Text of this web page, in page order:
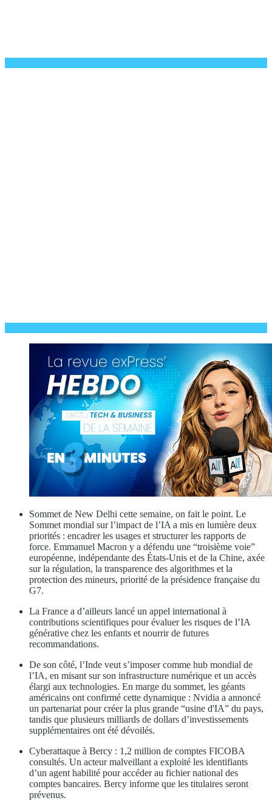
Sommet de New Delhi cette semaine, on fait le point. Le
Sommet mondial sur l’impact de l’IA a mis en lumière deux
priorités : encadrer les usages et structurer les rapports de
force. Emmanuel Macron y a défendu une “troisième voie”
européenne, indépendante des États-Unis et de la Chine, axée
sur la régulation, la transparence des algorithmes et la
protection des mineurs, priorité de la présidence française du
G7.
La France a d’ailleurs lancé un appel international à
contributions scientifiques pour évaluer les risques de l’IA
générative chez les enfants et nourrir de futures
recommandations.
De son côté, l’Inde veut s’imposer comme hub mondial de
l’IA, en misant sur son infrastructure numérique et un accès
élargi aux technologies. En marge du sommet, les géants
américains ont confirmé cette dynamique : Nvidia a annoncé
un partenariat pour créer la plus grande “usine d'IA” du pays,
tandis que plusieurs milliards de dollars d’investissements
supplémentaires ont été dévoilés.
Cyberattaque à Bercy : 1,2 million de comptes FICOBA
consultés. Un acteur malveillant a exploité les identifiants
d’un agent habilité pour accéder au fichier national des
comptes bancaires. Bercy informe que les titulaires seront
prévenus.